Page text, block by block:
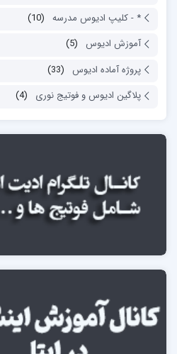
* - کلیپ ادیوس مدرسه (10)
آموزش ادیوس
(5)
پروژه آماده ادیوس
(33)
پلاگین ادیوس و فوتیج نوری
(4)